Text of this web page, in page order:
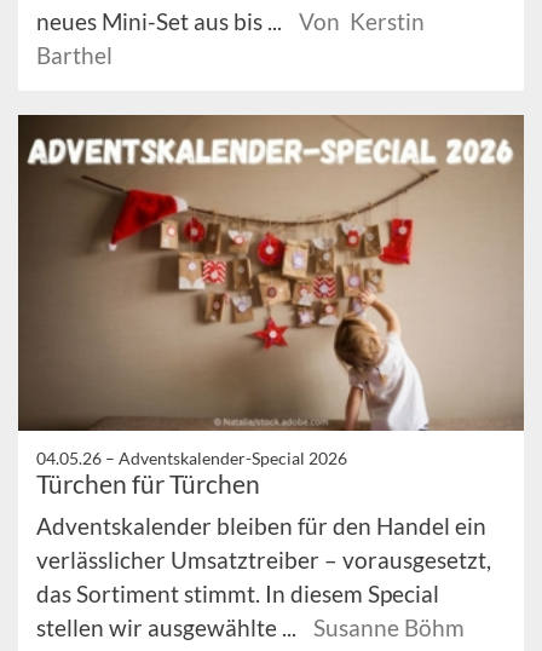
neues Mini-Set aus bis ...
Von Kerstin
Barthel
04.05.26 – Adventskalender-Special 2026
Türchen für Türchen
Adventskalender bleiben für den Handel ein
verlässlicher Umsatztreiber – vorausgesetzt,
das Sortiment stimmt. In diesem Special
stellen wir ausgewählte ...
Susanne Böhm